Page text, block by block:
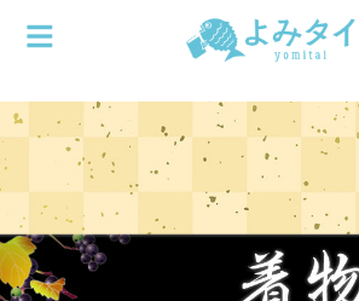
よみタイ
ホーム
新着
連載
検索する
メニューを閉じる